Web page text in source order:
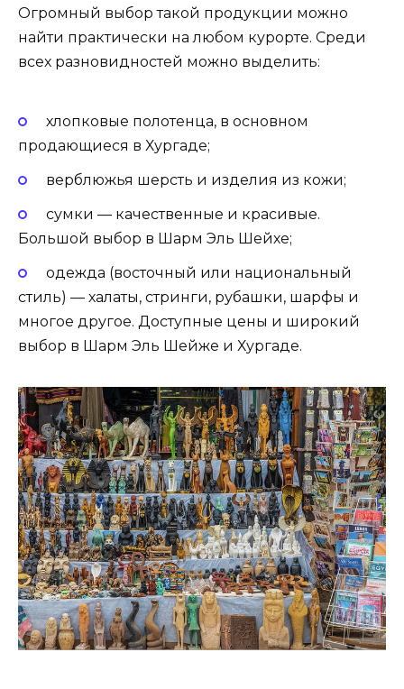
Огромный выбор такой продукции можно
найти практически на любом курорте. Среди
всех разновидностей можно выделить:
хлопковые полотенца, в основном
продающиеся в Хургаде;
верблюжья шерсть и изделия из кожи;
сумки — качественные и красивые.
Большой выбор в Шарм Эль Шейхе;
одежда (восточный или национальный
стиль) — халаты, стринги, рубашки, шарфы и
многое другое. Доступные цены и широкий
выбор в Шарм Эль Шейже и Хургаде.